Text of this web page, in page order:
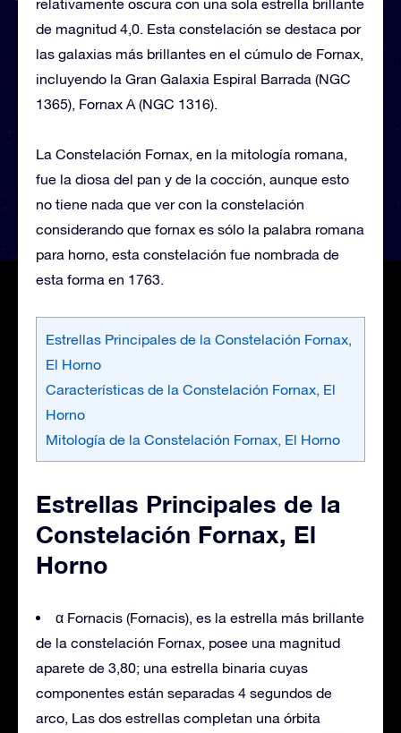
relativamente oscura con una sola estrella brillante
de magnitud 4,0. Esta constelación se destaca por
las galaxias más brillantes en el cúmulo de Fornax,
incluyendo la Gran Galaxia Espiral Barrada (NGC
1365), Fornax A (NGC 1316).
La Constelación Fornax, en la mitología romana,
fue la diosa del pan y de la cocción, aunque esto
no tiene nada que ver con la constelación
considerando que fornax es sólo la palabra romana
para horno, esta constelación fue nombrada de
esta forma en 1763.
Estrellas Principales de la Constelación Fornax,
El Horno
Características de la Constelación Fornax, El
Horno
Mitología de la Constelación Fornax, El Horno
Estrellas Principales de la
Constelación Fornax, El
Horno
α Fornacis (Fornacis), es la estrella más brillante
de la constelación Fornax, posee una magnitud
aparete de 3,80; una estrella binaria cuyas
componentes están separadas 4 segundos de
arco, Las dos estrellas completan una órbita